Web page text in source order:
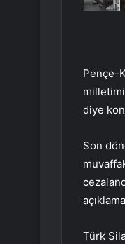
Pençe-
diye
Son
Türk